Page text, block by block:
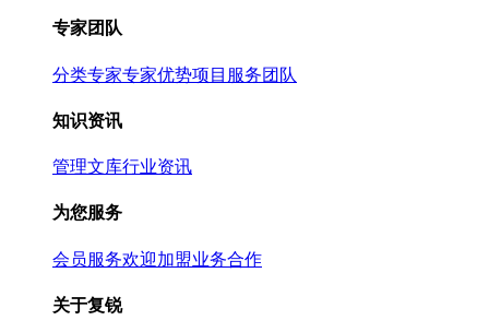
专家团队
分类专家专家优势项目服务团队
知识资讯
管理文库行业资讯
为您服务
会员服务欢迎加盟业务合作
关于复锐